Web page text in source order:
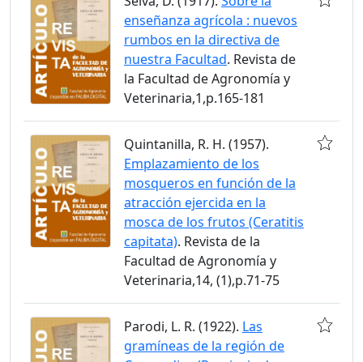
enseñanza agrícola : nuevos
rumbos en la directiva de
nuestra Facultad. Revista de
la Facultad de Agronomía y
Veterinaria,1,p.165-181
Quintanilla, R. H. (1957).
Emplazamiento de los
mosqueros en función de la
atracción ejercida en la
mosca de los frutos (Ceratitis
capitata). Revista de la
Facultad de Agronomía y
Veterinaria,14, (1),p.71-75
Parodi, L. R. (1922). Las
gramíneas de la región de